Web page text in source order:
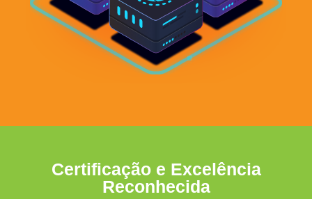
Certificação e Excelência
Reconhecida